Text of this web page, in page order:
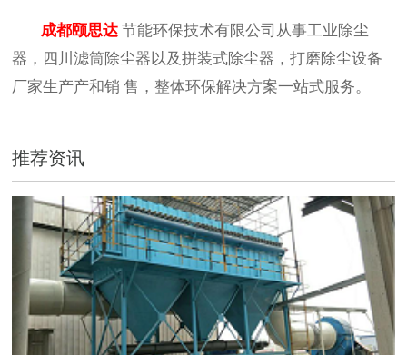
成都颐思达 节能环保技术有限公司从事工业除尘
器，四川滤筒除尘器以及拼装式除尘器，打磨除尘设备
厂家生产产和销售，整体环保解决方案一站式服务。
推荐资讯